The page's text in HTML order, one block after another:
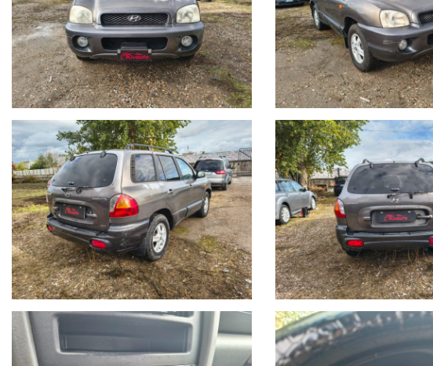
LE NOSTRE SEDI
- VOLLA (NA) Via Giacomo Leopardi, 38 Tel: +39 081/0126351
- BAIANO (AV) Via Malta , 142 Tel: +39/0818244781
ECCO ALCUNI DEI NOSTRI SERVIZI:
- GARANZIA 12 MESI SU TUTTO L'USATO
- FINANZIAMENTI IN SEDE A TASSO AGEVOLATO CON ANTICIPO
ZERO
- VALUTAZIONE E RITIRO DEL VOSTRO USATO
- POSSIBILITA' DI CONSEGNA A DOMICILIO IN TUTTA ITALIA
- PACCHETTI ASSICURATIVI FURTO INCENDIO & RAPINA
- INSTALLAZIONE DI ANTIFURTI / BLOCK SHAFT
PER ULTERIORI INFORMAZIONI NON ESITARE A CONTATTARCI,
UNO DEI NOSTRI RESPONSABILI SARA' A TUA DISPOSIZIONE PER LA SCELTA GIUSTA!!!
!!AL FINE DI GARANTIRVI UN MIGLIOR SERVIZIO E'PREFERIBILE FISSARE UN
NB.
Il costo del passaggio di proprieta' varia in base ai kw della vettura , ed è a carico
Ricordiamo che la dotazione tecnica e gli optional potrebbero, in alcuni casi, differire
rappresentano un impegno contrattuale"